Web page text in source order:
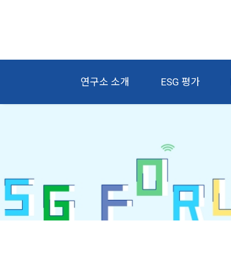
연구소 소개 ESG 평가